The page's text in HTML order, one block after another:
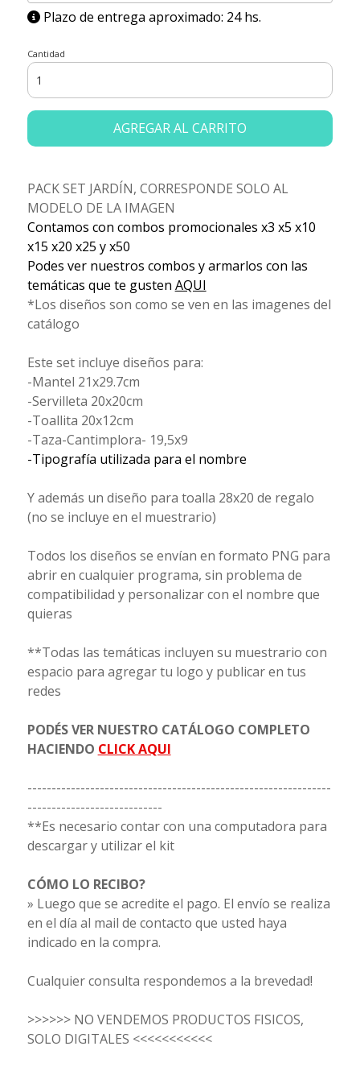
Plazo de entrega aproximado: 24 hs.
Cantidad
AGREGAR AL CARRITO
PACK SET JARDÍN, CORRESPONDE SOLO AL
MODELO DE LA IMAGEN
Contamos con combos promocionales x3 x5 x10
x15 x20 x25 y x50
Podes ver nuestros combos y armarlos con las
temáticas que te gusten AQUI
*Los diseños son como se ven en las imagenes del
catálogo
Este set incluye diseños para:
-Mantel 21x29.7cm
-Servilleta 20x20cm
-Toallita 20x12cm
-Taza-Cantimplora- 19,5x9
-Tipografía utilizada para el nombre
Y además un diseño para toalla 28x20 de regalo
(no se incluye en el muestrario)
Todos los diseños se envían en formato PNG para
abrir en cualquier programa, sin problema de
compatibilidad y personalizar con el nombre que
quieras
**Todas las temáticas incluyen su muestrario con
espacio para agregar tu logo y publicar en tus
redes
PODÉS VER NUESTRO CATÁLOGO COMPLETO
HACIENDO CLICK AQUI
---------------------------------------------------------------
----------------------------
**Es necesario contar con una computadora para
descargar y utilizar el kit
CÓMO LO RECIBO?
» Luego que se acredite el pago. El envío se realiza
en el día al mail de contacto que usted haya
indicado en la compra.
Cualquier consulta respondemos a la brevedad!
>>>>>> NO VENDEMOS PRODUCTOS FISICOS,
SOLO DIGITALES <<<<<<<<<<<